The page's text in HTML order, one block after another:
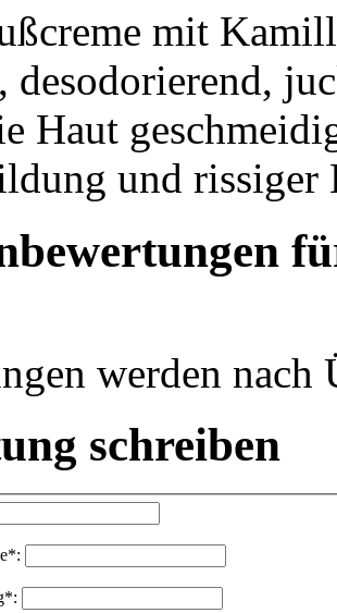
mit
desodorierend,
Haut
und
werden
schreiben
*:
*: